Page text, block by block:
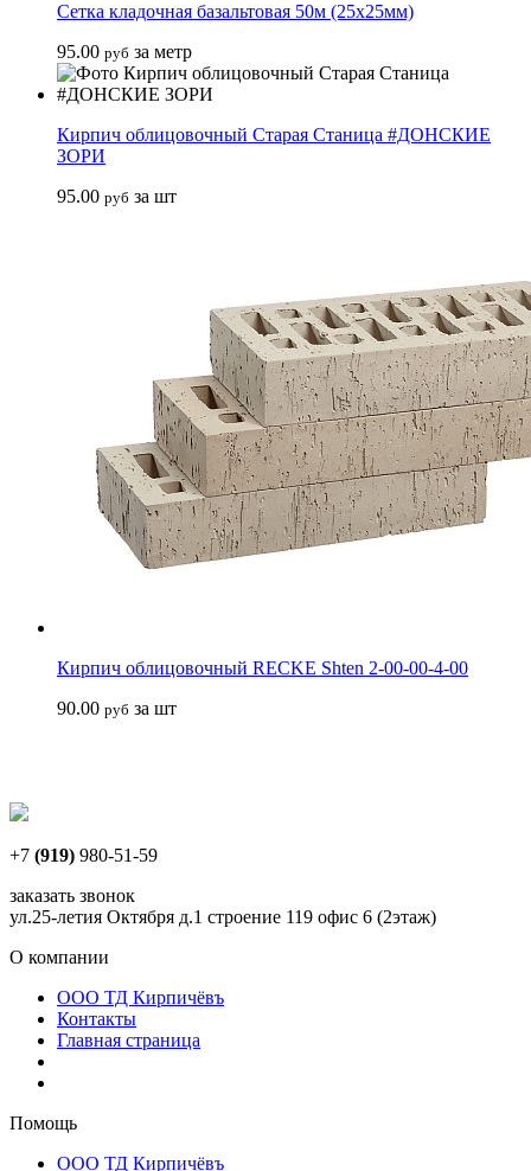
Сетка кладочная базальтовая 50м (25х25мм)
95.00 руб за метр
Кирпич облицовочный Старая Станица #ДОНСКИЕ
ЗОРИ
95.00 руб за шт
Кирпич облицовочный RECKE Shten 2-00-00-4-00
90.00 руб за шт
+7 (919) 980-51-59
заказать звонок
ул.25-летия Октября д.1 строение 119 офис 6 (2этаж)
О компании
ООО ТД Кирпичёвъ
Контакты
Главная страница
Помощь
ООО ТД Кирпичёвъ